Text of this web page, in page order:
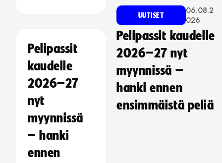
Pelipassit
kaudelle
2026–27
nyt
myynnissä
– hanki
ennen
UUTISET
06.08.2
026
Pelipassit kaudelle
2026–27 nyt
myynnissä –
hanki ennen
ensimmäistä peliä